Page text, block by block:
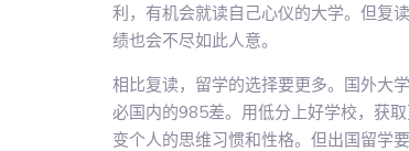
利，有机会就读自己心仪的大学。但复
绩也会不尽如此人意。
相比复读，留学的选择要更多。国外大
必国内的985差。用低分上好学校，获
变个人的思维习惯和性格。但出国留学